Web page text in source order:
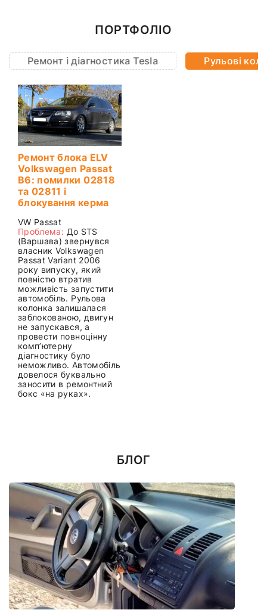
ПОРТФОЛІО
Ремонт і діагностика Tesla Рульові
Ремонт блока ELV
Volkswagen Passat
B6: помилки 02818
та 02811 і
блокування керма
VW Passat
Проблема: До STS
(Варшава) звернувся
власник Volkswagen
Passat Variant 2006
року випуску, який
повністю втратив
можливість запустити
автомобіль. Рульова
колонка залишалася
заблокованою, двигун
не запускався, а
провести повноцінну
комп’ютерну
діагностику було
неможливо. Автомобіль
довелося буквально
заносити в ремонтний
бокс «на руках».
БЛОГ